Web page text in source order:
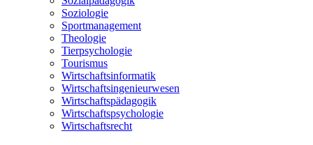
Soziologie
Sportmanagement
Theologie
Tierpsychologie
Tourismus
Wirtschaftsinformatik
Wirtschaftsingenieurwesen
Wirtschaftspädagogik
Wirtschaftspsychologie
Wirtschaftsrecht